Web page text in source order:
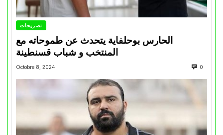
تصريحات
الحارس بوحلفاية يتحدث عن طموحاته مع
المنتخب و شباب قسنطينة
Octobre 8, 2024 0